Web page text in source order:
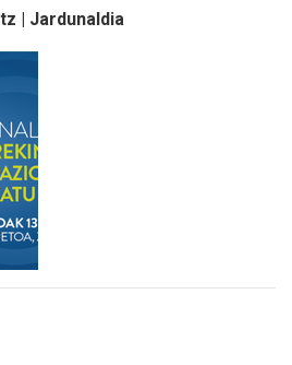
| Jardunaldia